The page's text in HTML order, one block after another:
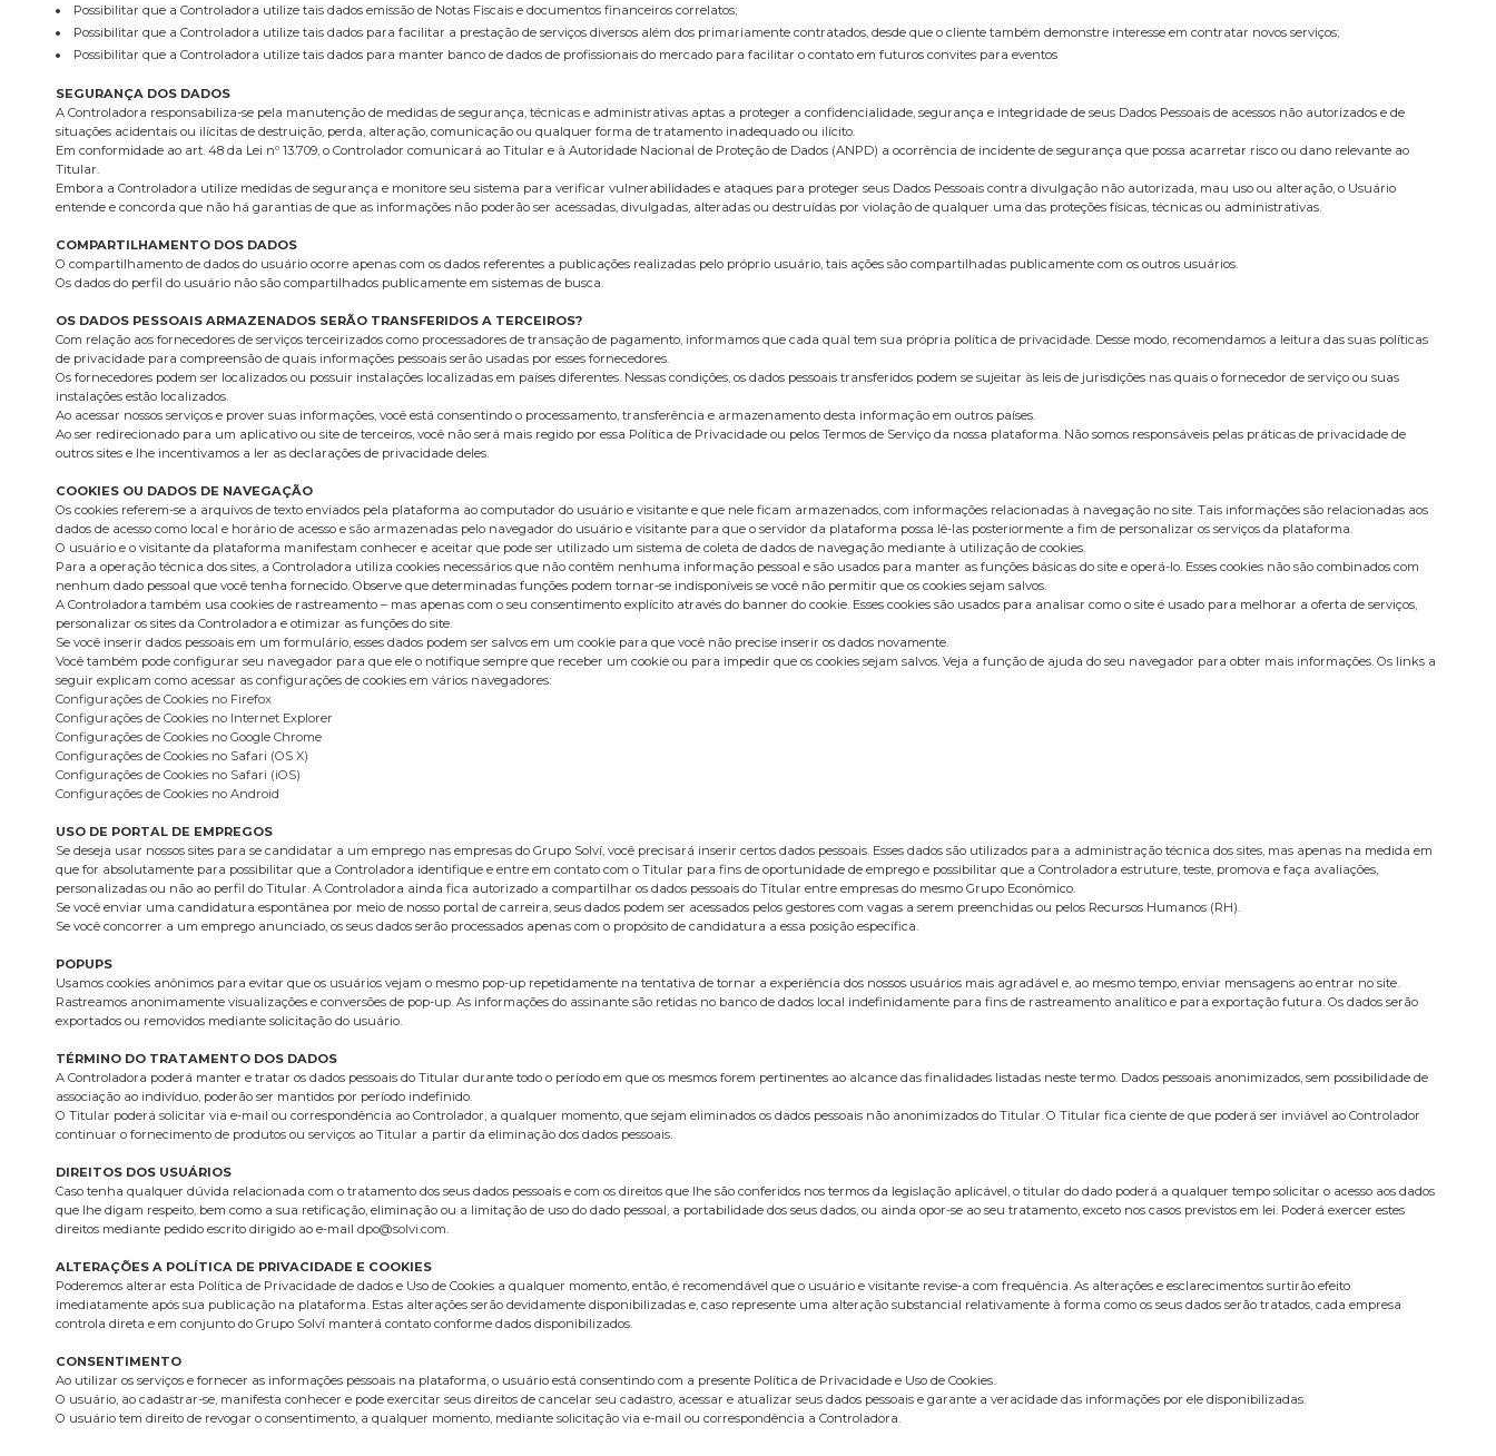
Possibilitar que a Controladora utilize tais dados emissão de Notas Fiscais e documentos financeiros correlatos;
Possibilitar que a Controladora utilize tais dados para facilitar a prestação de serviços diversos além dos primariamente contratados, desde que o cliente também demonstre interesse em contratar novos serviços;
Possibilitar que a Controladora utilize tais dados para manter banco de dados de profissionais do mercado para facilitar o contato em futuros convites para eventos
SEGURANÇA DOS DADOS
A Controladora responsabiliza-se pela manutenção de medidas de segurança, técnicas e administrativas aptas a proteger a confidencialidade, segurança e integridade de seus Dados Pessoais de acessos não autorizados e de
situações acidentais ou ilícitas de destruição, perda, alteração, comunicação ou qualquer forma de tratamento inadequado ou ilícito.
Em conformidade ao art. 48 da Lei nº 13.709, o Controlador comunicará ao Titular e à Autoridade Nacional de Proteção de Dados (ANPD) a ocorrência de incidente de segurança que possa acarretar risco ou dano relevante ao
Titular.
Embora a Controladora utilize medidas de segurança e monitore seu sistema para verificar vulnerabilidades e ataques para proteger seus Dados Pessoais contra divulgação não autorizada, mau uso ou alteração, o Usuário
entende e concorda que não há garantias de que as informações não poderão ser acessadas, divulgadas, alteradas ou destruídas por violação de qualquer uma das proteções físicas, técnicas ou administrativas.
COMPARTILHAMENTO DOS DADOS
O compartilhamento de dados do usuário ocorre apenas com os dados referentes a publicações realizadas pelo próprio usuário, tais ações são compartilhadas publicamente com os outros usuários.
Os dados do perfil do usuário não são compartilhados publicamente em sistemas de busca.
OS DADOS PESSOAIS ARMAZENADOS SERÃO TRANSFERIDOS A TERCEIROS?
Com relação aos fornecedores de serviços terceirizados como processadores de transação de pagamento, informamos que cada qual tem sua própria política de privacidade. Desse modo, recomendamos a leitura das suas políticas
de privacidade para compreensão de quais informações pessoais serão usadas por esses fornecedores.
Os fornecedores podem ser localizados ou possuir instalações localizadas em países diferentes. Nessas condições, os dados pessoais transferidos podem se sujeitar às leis de jurisdições nas quais o fornecedor de serviço ou suas
instalações estão localizados.
Ao acessar nossos serviços e prover suas informações, você está consentindo o processamento, transferência e armazenamento desta informação em outros países.
Ao ser redirecionado para um aplicativo ou site de terceiros, você não será mais regido por essa Política de Privacidade ou pelos Termos de Serviço da nossa plataforma. Não somos responsáveis pelas práticas de privacidade de
outros sites e lhe incentivamos a ler as declarações de privacidade deles.
COOKIES OU DADOS DE NAVEGAÇÃO
Os cookies referem-se a arquivos de texto enviados pela plataforma ao computador do usuário e visitante e que nele ficam armazenados, com informações relacionadas à navegação no site. Tais informações são relacionadas aos
dados de acesso como local e horário de acesso e são armazenadas pelo navegador do usuário e visitante para que o servidor da plataforma possa lê-las posteriormente a fim de personalizar os serviços da plataforma.
O usuário e o visitante da plataforma manifestam conhecer e aceitar que pode ser utilizado um sistema de coleta de dados de navegação mediante à utilização de cookies.
Para a operação técnica dos sites, a Controladora utiliza cookies necessários que não contêm nenhuma informação pessoal e são usados para manter as funções básicas do site e operá-lo. Esses cookies não são combinados com
nenhum dado pessoal que você tenha fornecido. Observe que determinadas funções podem tornar-se indisponíveis se você não permitir que os cookies sejam salvos.
A Controladora também usa cookies de rastreamento – mas apenas com o seu consentimento explícito através do banner do cookie. Esses cookies são usados para analisar como o site é usado para melhorar a oferta de serviços,
personalizar os sites da Controladora e otimizar as funções do site.
Se você inserir dados pessoais em um formulário, esses dados podem ser salvos em um cookie para que você não precise inserir os dados novamente.
Você também pode configurar seu navegador para que ele o notifique sempre que receber um cookie ou para impedir que os cookies sejam salvos. Veja a função de ajuda do seu navegador para obter mais informações. Os links a
seguir explicam como acessar as configurações de cookies em vários navegadores:
Configurações de Cookies no Firefox
Configurações de Cookies no Internet Explorer
Configurações de Cookies no Google Chrome
Configurações de Cookies no Safari (OS X)
Configurações de Cookies no Safari (iOS)
Configurações de Cookies no Android
USO DE PORTAL DE EMPREGOS
Se deseja usar nossos sites para se candidatar a um emprego nas empresas do Grupo Solví, você precisará inserir certos dados pessoais. Esses dados são utilizados para a administração técnica dos sites, mas apenas na medida em
que for absolutamente para possibilitar que a Controladora identifique e entre em contato com o Titular para fins de oportunidade de emprego e possibilitar que a Controladora estruture, teste, promova e faça avaliações,
personalizadas ou não ao perfil do Titular. A Controladora ainda fica autorizado a compartilhar os dados pessoais do Titular entre empresas do mesmo Grupo Econômico.
Se você enviar uma candidatura espontânea por meio de nosso portal de carreira, seus dados podem ser acessados pelos gestores com vagas a serem preenchidas ou pelos Recursos Humanos (RH).
Se você concorrer a um emprego anunciado, os seus dados serão processados apenas com o propósito de candidatura a essa posição específica.
POPUPS
Usamos cookies anônimos para evitar que os usuários vejam o mesmo pop-up repetidamente na tentativa de tornar a experiência dos nossos usuários mais agradável e, ao mesmo tempo, enviar mensagens ao entrar no site.
Rastreamos anonimamente visualizações e conversões de pop-up. As informações do assinante são retidas no banco de dados local indefinidamente para fins de rastreamento analítico e para exportação futura. Os dados serão
exportados ou removidos mediante solicitação do usuário.
TÉRMINO DO TRATAMENTO DOS DADOS
A Controladora poderá manter e tratar os dados pessoais do Titular durante todo o período em que os mesmos forem pertinentes ao alcance das finalidades listadas neste termo. Dados pessoais anonimizados, sem possibilidade de
associação ao indivíduo, poderão ser mantidos por período indefinido.
O Titular poderá solicitar via e-mail ou correspondência ao Controlador, a qualquer momento, que sejam eliminados os dados pessoais não anonimizados do Titular. O Titular fica ciente de que poderá ser inviável ao Controlador
continuar o fornecimento de produtos ou serviços ao Titular a partir da eliminação dos dados pessoais.
DIREITOS DOS USUÁRIOS
Caso tenha qualquer dúvida relacionada com o tratamento dos seus dados pessoais e com os direitos que lhe são conferidos nos termos da legislação aplicável, o titular do dado poderá a qualquer tempo solicitar o acesso aos dados
que lhe digam respeito, bem como a sua retificação, eliminação ou a limitação de uso do dado pessoal, a portabilidade dos seus dados, ou ainda opor-se ao seu tratamento, exceto nos casos previstos em lei. Poderá exercer estes
direitos mediante pedido escrito dirigido ao e-mail dpo@solvi.com.
ALTERAÇÕES A POLÍTICA DE PRIVACIDADE E COOKIES
Poderemos alterar esta Política de Privacidade de dados e Uso de Cookies a qualquer momento, então, é recomendável que o usuário e visitante revise-a com frequência. As alterações e esclarecimentos surtirão efeito
imediatamente após sua publicação na plataforma. Estas alterações serão devidamente disponibilizadas e, caso represente uma alteração substancial relativamente à forma como os seus dados serão tratados, cada empresa
controla direta e em conjunto do Grupo Solví manterá contato conforme dados disponibilizados.
CONSENTIMENTO
Ao utilizar os serviços e fornecer as informações pessoais na plataforma, o usuário está consentindo com a presente Política de Privacidade e Uso de Cookies.
O usuário, ao cadastrar-se, manifesta conhecer e pode exercitar seus direitos de cancelar seu cadastro, acessar e atualizar seus dados pessoais e garante a veracidade das informações por ele disponibilizadas.
O usuário tem direito de revogar o consentimento, a qualquer momento, mediante solicitação via e-mail ou correspondência a Controladora.